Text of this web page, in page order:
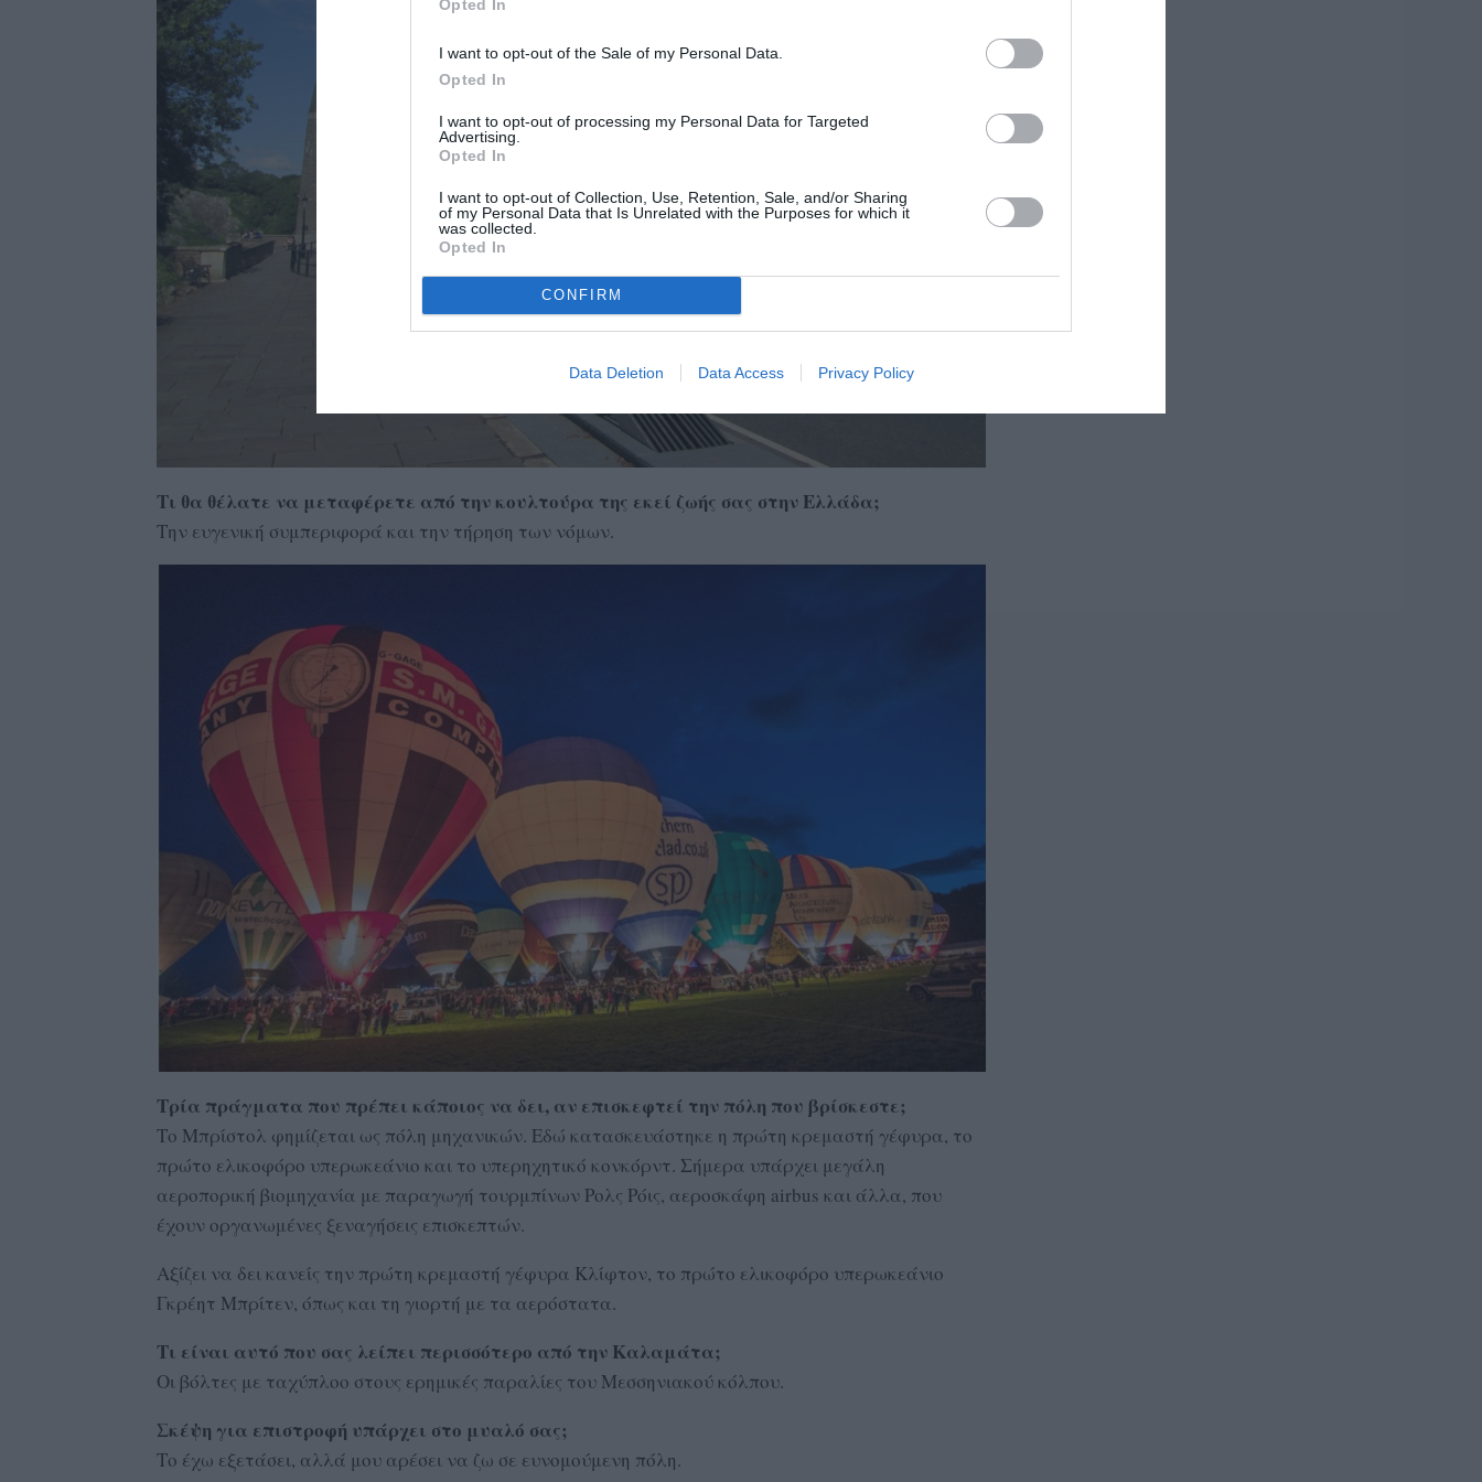
Opted In
I want to opt-out of the Sale of my Personal Data.
Opted In
I want to opt-out of processing my Personal Data for Targeted
Advertising.
Opted In
I want to opt-out of Collection, Use, Retention, Sale, and/or Sharing
of my Personal Data that Is Unrelated with the Purposes for which it
was collected.
Opted In
CONFIRM
Data Deletion Data Access Privacy Policy
Τι θα θέλατε να μεταφέρετε από την κουλτούρα της εκεί ζωής σας στην Ελλάδα;
Την ευγενική συμπεριφορά και την τήρηση των νόμων.
Τρία πράγματα που πρέπει κάποιος να δει, αν επισκεφτεί την πόλη που βρίσκεστε;
Το Μπρίστολ φημίζεται ως πόλη μηχανικών. Εδώ κατασκευάστηκε η πρώτη κρεμαστή γέφυρα, το
πρώτο ελικοφόρο υπερωκεάνιο και το υπερηχητικό κονκόρντ. Σήμερα υπάρχει μεγάλη
αεροπορική βιομηχανία με παραγωγή τουρμπίνων Ρολς Ρόις, αεροσκάφη airbus και άλλα, που
έχουν οργανωμένες ξεναγήσεις επισκεπτών.
Αξίζει να δει κανείς την πρώτη κρεμαστή γέφυρα Κλίφτον, το πρώτο ελικοφόρο υπερωκεάνιο
Γκρέητ Μπρίτεν, όπως και τη γιορτή με τα αερόστατα.
Τι είναι αυτό που σας λείπει περισσότερο από την Καλαμάτα;
Οι βόλτες με ταχύπλοο στους ερημικές παραλίες του Μεσσηνιακού κόλπου.
Σκέψη για επιστροφή υπάρχει στο μυαλό σας;
Το έχω εξετάσει, αλλά μου αρέσει να ζω σε ευνομούμενη πόλη.